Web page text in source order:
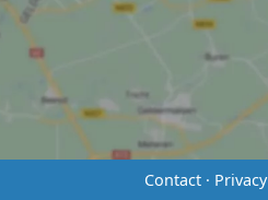
Contact· Privacy